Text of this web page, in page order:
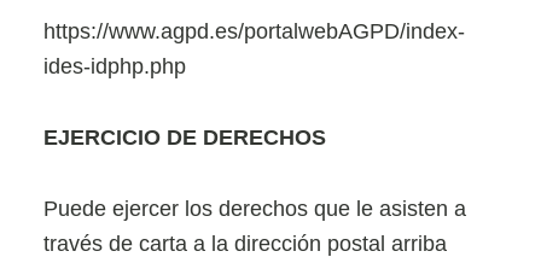
https://www.agpd.es/portalwebAGPD/index-
ides-idphp.php
EJERCICIO DE DERECHOS
Puede ejercer los derechos que le asisten a
través de carta a la dirección postal arriba